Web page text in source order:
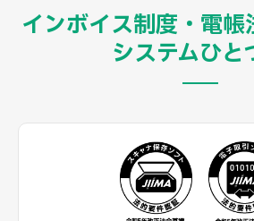
インボイス制度・電
システムひと